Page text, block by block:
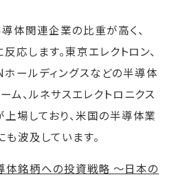
体関連企業の比重が高く、
応します。東京エレクトロン、
ホールディングスなどの半導体
ム、ルネサスエレクトロニクス
場しており、米国の半導体業
波及しています。
体銘柄への投資戦略 〜日本の